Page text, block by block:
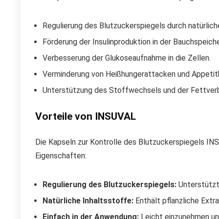
Regulierung des Blutzuckerspiegels durch
Förderung der Insulinproduktion in der
Verbesserung der Glukoseaufnahme in die Zellen.
Verminderung von Heißhungerattacken und
Unterstützung des Stoffwechsels und der
Vorteile von INSUVAL
Die Kapseln zur Kontrolle des Blutzuckerspiegels
Eigenschaften:
Regulierung des Blutzuckerspiegels:
Natürliche Inhaltsstoffe: Enthält pflanzliche
Einfach in der Anwendung: Leicht einzunehmen